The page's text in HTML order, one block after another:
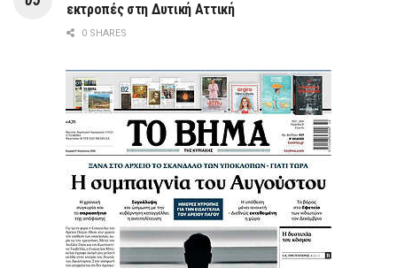
εκτροπές στη Δυτική Αττική
0 SHARES